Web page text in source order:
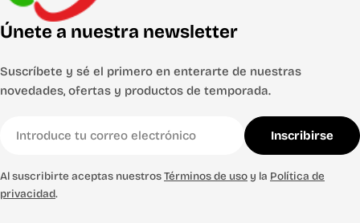
Únete a nuestra newsletter
Suscríbete y sé el primero en enterarte de nuestras
novedades, ofertas y productos de temporada.
electrónico
Inscribirse
Al suscribirte aceptas nuestrosTérminos de uso y la Política de
privacidad.